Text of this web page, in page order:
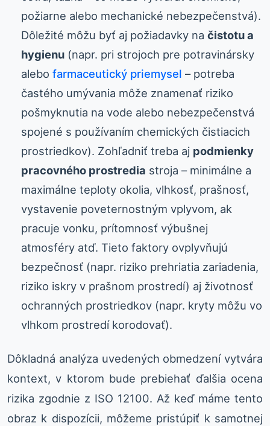
požiarne alebo mechanické nebezpečenstvá).
Dôležité môžu byť aj požiadavky načistotu a
hygienu (napr. pri strojoch pre potravinársky
alebofarmaceutický priemysel – potreba
častého umývania môže znamenať riziko
pošmyknutia na vode alebo nebezpečenstvá
spojené s používaním chemických čistiacich
prostriedkov). Zohľadniť treba aj podmienky
pracovného prostredia stroja – minimálne a
maximálne teploty okolia, vlhkosť, prašnosť,
vystavenie poveternostným vplyvom, ak
pracuje vonku, prítomnosť výbušnej
atmosféry atď. Tieto faktory ovplyvňujú
bezpečnosť (napr. riziko prehriatia zariadenia,
riziko iskry v prašnom prostredí) aj životnosť
ochranných prostriedkov (napr. kryty môžu vo
vlhkom prostredí korodovať).
Dôkladná analýza uvedených obmedzení vytvára
kontext, v ktorom bude prebiehať ďalšia ocena
rizika zgodnie z ISO 12100. Až keď máme tento
obraz k dispozícii, môžeme pristúpiť k samotnej